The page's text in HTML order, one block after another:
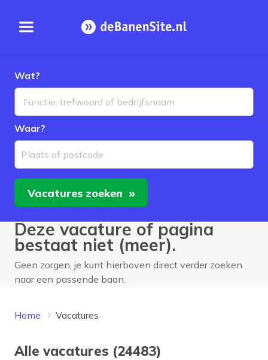
Open menu Homepage
Wat?
Waar?
Plaats of postcode
Vacatures zoeken
Deze vacature of pagina
bestaat niet (meer).
Geen zorgen, je kunt hierboven direct verder zoeken
naar een passende baan.
Home Vacatures
Alle vacatures (24483)